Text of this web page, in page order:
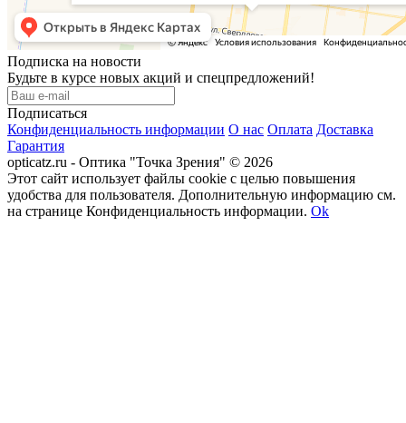
Подписка на новости
Будьте в курсе новых акций и спецпредложений!
Подписаться
Конфиденциальность информации О нас Оплата Доставка
Гарантия
opticatz.ru - Оптика "Точка Зрения" © 2026
Этот сайт использует файлы cookie с целью повышения
удобства для пользователя. Дополнительную информацию см.
на странице Конфиденциальность информации. Ok